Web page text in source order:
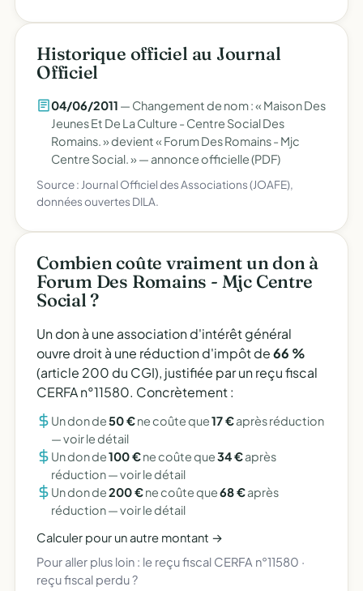
Historique officiel au Journal
Officiel
04/06/2011 — Changement de nom : « Maison Des
Jeunes Et De La Culture - Centre Social Des
Romains. » devient « Forum Des Romains - Mjc
Centre Social. » — annonce officielle (PDF)
Source : Journal Officiel des Associations (JOAFE),
données ouvertes DILA.
Combien coûte vraiment un don à
Forum Des Romains - Mjc Centre
Social ?
Un don à une association d'intérêt général
ouvre droit à une réduction d'impôt de66 %
(article 200 du CGI), justifiée par un reçu fiscal
CERFA n°11580. Concrètement :
Un don de50 €ne coûte que17 €après réduction
—voir le détail
Un don de100 €ne coûte que34 €après
réduction —voir le détail
Un don de200 €ne coûte que68 €après
réduction —voir le détail
Calculer pour un autre montant →
Pour aller plus loin : le reçu fiscal CERFA n°11580 ·
reçu fiscal perdu ?